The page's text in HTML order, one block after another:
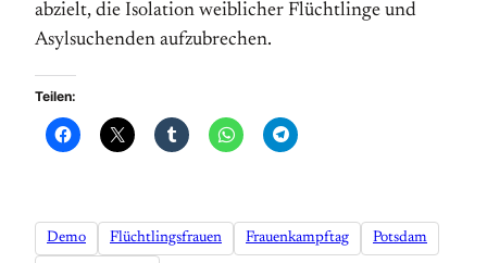
abzielt, die Isolation weiblicher Flücht­linge und
Asyl­suchenden aufzubrechen.
Teilen:
Demo Flüchtlingsfrauen Frauenkampftag Potsdam